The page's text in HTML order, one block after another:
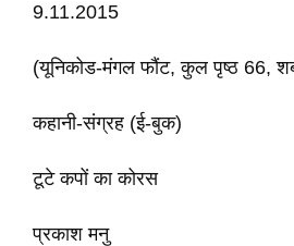
9.11.2015
(यूनिकोड-मंगल फौंट, कुल पृष्ठ 66,
कहानी-संग्रह (ई-बुक)
टूटे कपों का कोरस
प्रकाश मनु